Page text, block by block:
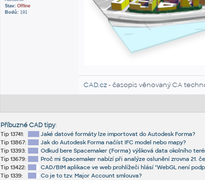
Stav: Offline
Bodů:191
CAD.cz- časopis věnovaný CA
Příbuzné CAD tipy:
Tip 13741:
Jaké datové formáty lze importovat do Autodesk Forma?
Tip 13867:
Jak do Autodesk Forma načíst IFC model nebo mapy?
Tip 13393:
Odkud bere Spacemaker (Forma) výšková data okolního
Tip 13679:
Proč mi Spacemaker nabízí při analýze oslunění zrovna 21.
Tip 13422:
CAD/BIM aplikace ve web prohlížeči hlásí "WebGL není
Tip 1339:
Co je to tzv. Major Account smlouva?